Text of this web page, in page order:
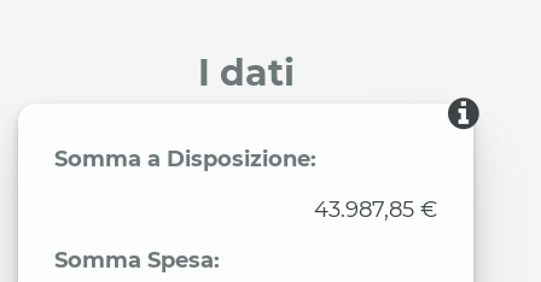
I dati
Somma a Disposizione:
43.987,85 €
Somma Spesa: